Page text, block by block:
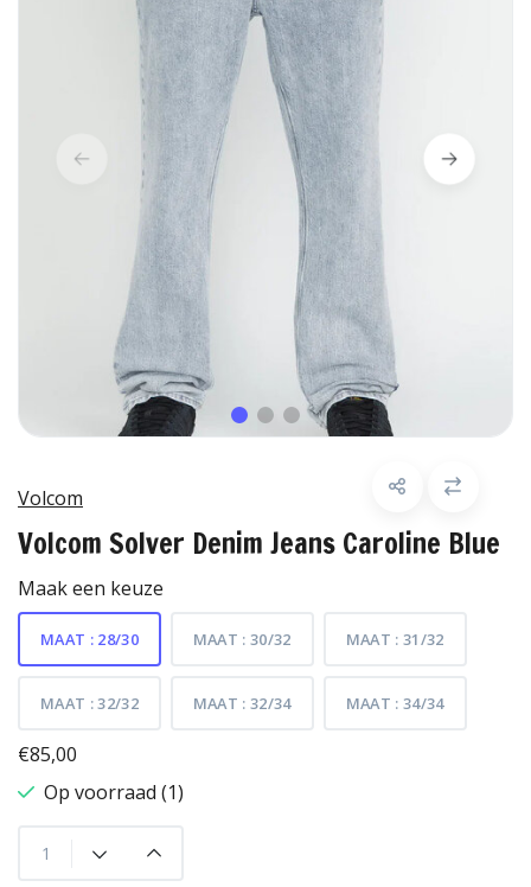
Volcom
Volcom Solver Denim Jeans Caroline Blue
Maak een keuze
MAAT : 28/30 MAAT : 30/32 MAAT : 31/32
MAAT : 32/32 MAAT : 32/34 MAAT : 34/34
€85,00
Op voorraad (1)